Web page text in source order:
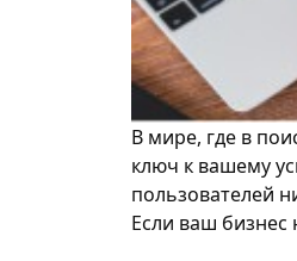
В мире, где в
ключ к вашему
пользователей
Если ваш бизнес